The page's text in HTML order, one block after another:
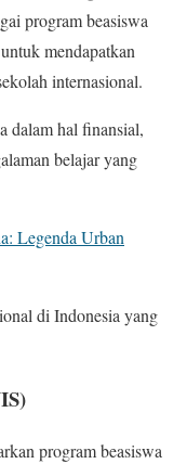
program beasiswa
mendapatkan
internasional.
dalam hal finansial,
belajar yang
Legenda Urban
di Indonesia yang
program beasiswa